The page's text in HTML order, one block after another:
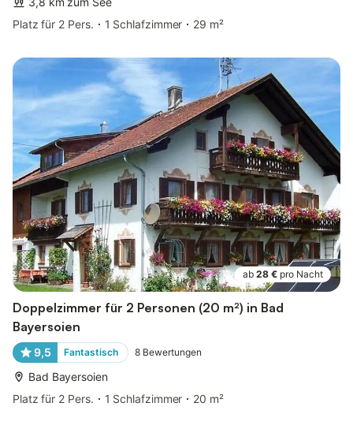
Platz für 2 Pers.
1 Schlafzimmer 29 m²
ab 28 € pro Nacht
Doppelzimmer für 2 Personen (20 m²) in Bad
Bayersoien
9,5 Fantastisch 8 Bewertungen
Bad Bayersoien
Platz für 2 Pers.
1 Schlafzimmer 20 m²